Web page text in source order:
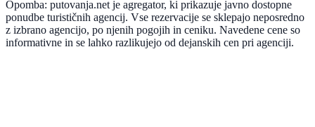
Opomba: putovanja.net je agregator, ki prikazuje javno dostopne
ponudbe turističnih agencij. Vse rezervacije se sklepajo neposredno
z izbrano agencijo, po njenih pogojih in ceniku. Navedene cene so
informativne in se lahko razlikujejo od dejanskih cen pri agenciji.